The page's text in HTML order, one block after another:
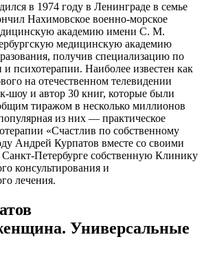
в 1974 году в Ленинграде в семье
Нахимовское военно-морское
академию имени С. М.
медицинскую академию
получив специализацию по
психотерапии. Наиболее известен как
на отечественном телевидении
шоу и автор 30 книг, которые были
тиражом в несколько миллионов
из них — практическое
«Счастлив по собственному
Андрей Курпатов вместе со своими
Санкт-Петербурге собственную Клинику
консультирования и
лечения.
Универсальные